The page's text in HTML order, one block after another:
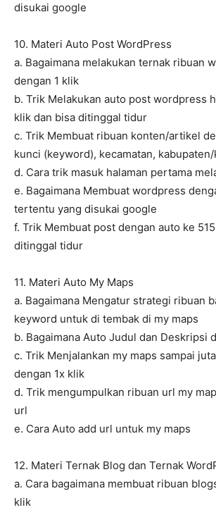
disukai google
10. Materi Auto Post WordPress
a. Bagaimana melakukan ternak ribuan
dengan 1 klik
b. Trik Melakukan auto post wordpress
klik dan bisa ditinggal tidur
c. Trik Membuat ribuan konten/artikel
kunci (keyword), kecamatan,
d. Cara trik masuk halaman pertama
e. Bagaimana Membuat wordpress
tertentu yang disukai google
f. Trik Membuat post dengan auto ke
ditinggal tidur
11. Materi Auto My Maps
a. Bagaimana Mengatur strategi ribuan
keyword untuk di tembak di my maps
b. Bagaimana Auto Judul dan Deskripsi
c. Trik Menjalankan my maps sampai
dengan 1x klik
d. Trik mengumpulkan ribuan url my
url
e. Cara Auto add url untuk my maps
12. Materi Ternak Blog dan Ternak
a. Cara bagaimana membuat ribuan
klik